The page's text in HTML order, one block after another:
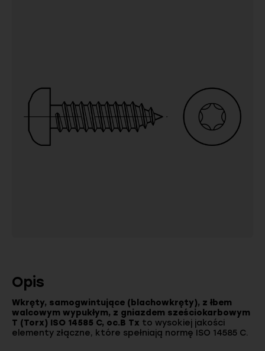
Opis
Wkręty, samogwintujące (blachowkręty), z łbem
walcowym wypukłym, z gniazdem sześciokarbowym
T (Torx) ISO 14585 C, oc.B Tx to wysokiej jakości
elementy złączne, które spełniają normę ISO 14585 C.